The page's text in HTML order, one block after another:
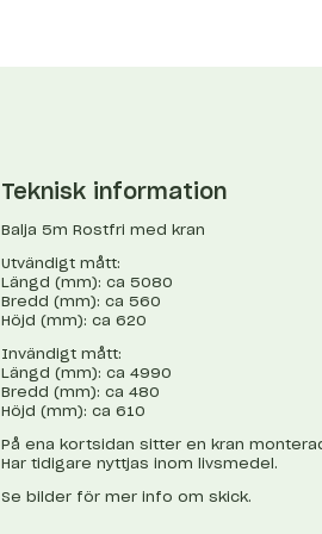
Teknisk information
Balja 5m Rostfri med kran
Utvändigt mått:
Längd (mm): ca 5080
Bredd (mm): ca 560
Höjd (mm): ca 620
Invändigt mått:
Längd (mm): ca 4990
Bredd (mm): ca 480
Höjd (mm): ca 610
På ena kortsidan sitter en kran
Har tidigare nyttjas inom livsmedel.
Se bilder för mer info om skick.